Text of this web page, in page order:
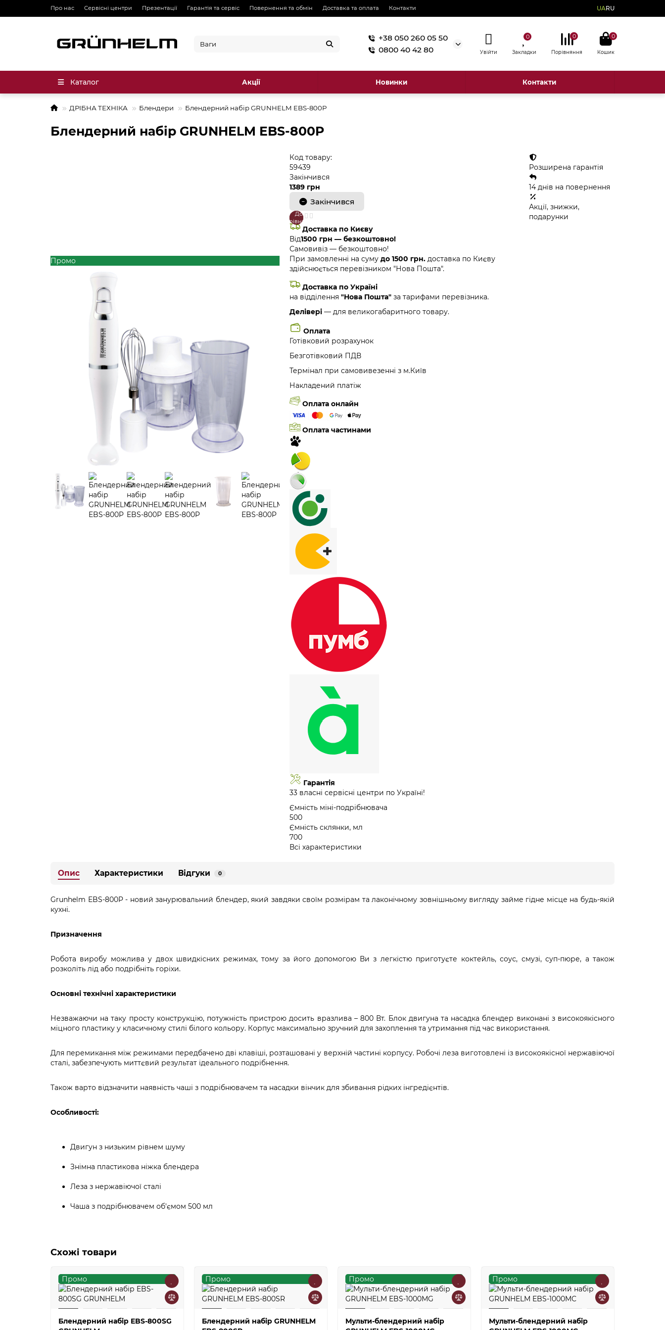
Про нас Сервісні центри Презентації Гарантія та сервіс Повернення та обмін Доставка та оплата Контакти UARU
+38 050 260 05 50
0800 40 42 80
Увійти
0
Закладки
0
Порівняння
0
Кошик
Каталог Акції Новинки Контакти
ДРІБНА ТЕХНІКА Блендери Блендерний набір GRUNHELM EBS-800P
Блендерний набір GRUNHELM EBS-800P
Промо
Код товару:
59439
Закінчився
1389 грн
Закінчився
В
закладки
До
порівняння
Доставка по Києву
Від1500 грн — безкоштовно!
Самовивіз — безкоштовно!
При замовленні на сумудо 1500 грн. доставка по Києву
здійснюється перевізником "Нова Пошта".
Доставка по Україні
на відділення"Нова Пошта"за тарифами перевізника.
Делівері — для великогабаритного товару.
Оплата
Готівковий розрахунок
Безготівковий ПДВ
Термінал при самовивезенні з м.Київ
Накладений платіж
Оплата онлайн
Оплата частинами
Гарантія
33 власні сервісні центри по Україні!
Ємність міні-подрібнювача
500
Ємність склянки, мл
700
Всі характеристики
Розширена гарантія
14 днів на повернення
Акції, знижки,
подарунки
Опис Характеристики Відгуки 0
Grunhelm EBS-800P - новий занурювальний блендер, який завдяки своїм розмірам та лаконічному зовнішньому вигляду займе гідне місце на будь-якій
кухні.
Призначення
Робота виробу можлива у двох швидкісних режимах, тому за його допомогою Ви з легкістю приготуєте коктейль, соус, смузі, суп-пюре, а також
розколіть лід або подрібніть горіхи.
Основні технічні характеристики
Незважаючи на таку просту конструкцію, потужність пристрою досить вразлива – 800 Вт. Блок двигуна та насадка блендер виконані з високоякісного
міцного пластику у класичному стилі білого кольору. Корпус максимально зручний для захоплення та утримання під час використання.
Для перемикання між режимами передбачено дві клавіші, розташовані у верхній частині корпусу. Робочі леза виготовлені із високоякісної нержавіючої
сталі, забезпечують миттєвий результат ідеального подрібнення.
Також варто відзначити наявність чаші з подрібнювачем та насадки вінчик для збивання рідких інгредієнтів.
Особливості:
Двигун з низьким рівнем шуму
Знімна пластикова ніжка блендера
Леза з нержавіючої сталі
Чаша з подрібнювачем об'ємом 500 мл
Схожі товари
Промо
Блендерний набір EBS-800SG
Промо
Блендерний набір GRUNHELM
Промо
Мульти-блендерний набір
Промо
Мульти-блендерний набір